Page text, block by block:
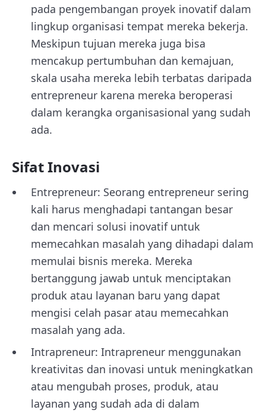
pada pengembangan proyek inovatif dalam
lingkup organisasi tempat mereka bekerja.
Meskipun tujuan mereka juga bisa
mencakup pertumbuhan dan kemajuan,
skala usaha mereka lebih terbatas daripada
entrepreneur karena mereka beroperasi
dalam kerangka organisasional yang sudah
ada.
Sifat Inovasi
Entrepreneur: Seorang entrepreneur sering
kali harus menghadapi tantangan besar
dan mencari solusi inovatif untuk
memecahkan masalah yang dihadapi dalam
memulai bisnis mereka. Mereka
bertanggung jawab untuk menciptakan
produk atau layanan baru yang dapat
mengisi celah pasar atau memecahkan
masalah yang ada.
Intrapreneur: Intrapreneur menggunakan
kreativitas dan inovasi untuk meningkatkan
atau mengubah proses, produk, atau
layanan yang sudah ada di dalam